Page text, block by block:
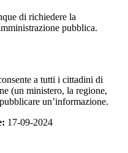
di richiedere la
pubblica.
a tutti i cittadini di
(un ministero, la regione,
un’informazione.
17-09-2024